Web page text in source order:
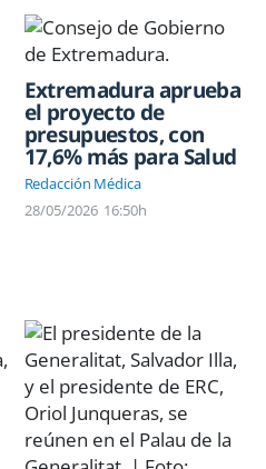
Extremadura aprueba
el proyecto de
presupuestos, con
17,6% más para Salud
Redacción Médica
28/05/2026 16:50h